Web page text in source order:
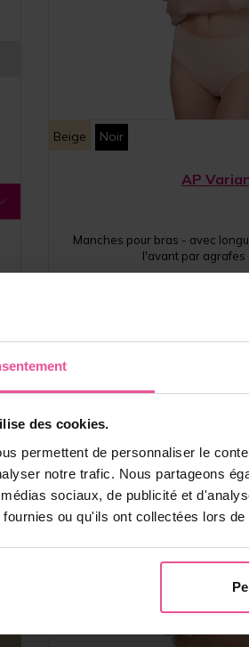
des cookies.
permettent de personnaliser le
notre trafic. Nous partageons
sociaux, de publicité et
ou qu'ils ont collectées lors
Beige Noir
AP
Manches pour bras - avec
l'avant par